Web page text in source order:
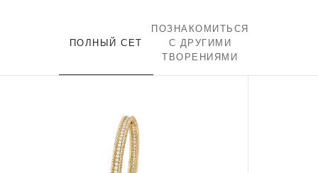
ПОЛНЫЙ СЕТ
ПОЗНАКОМИТЬСЯ
С ДРУГИМИ
ТВОРЕНИЯМИ